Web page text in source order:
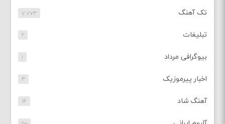
تک آهنگ ۷,۷۷۳
تبلیغات ۲
بیوگرافی مرداد ۱
اخبار پیرموزیک ۳
آهنگ شاد ۱۴